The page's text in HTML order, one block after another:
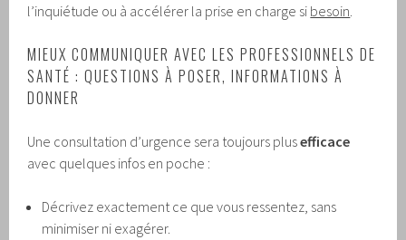
l’inquiétude ou à accélérer la prise en charge si besoin.
MIEUX COMMUNIQUER AVEC LES PROFESSIONNELS DE
SANTÉ : QUESTIONS À POSER, INFORMATIONS À
DONNER
Une consultation d’urgence sera toujours plusefficace
avec quelques infos en poche :
Décrivez exactement ce que vous ressentez, sans
minimiser ni exagérer.